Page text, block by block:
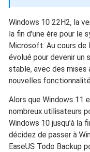
Windows 10 22H2, la
la fin d'une ère pour le
Microsoft. Au cours de
évolué pour devenir
stable, avec des mises
nouvelles
Alors que Windows 11
nombreux utilisateurs
Windows 10 jusqu'à la
décidez de passer à
EaseUS Todo Backup